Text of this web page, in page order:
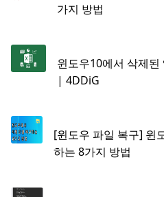
가지 방법
윈도우10에서 삭제
| 4DDiG
[윈도우 파일 복구] 윈
하는 8가지 방법